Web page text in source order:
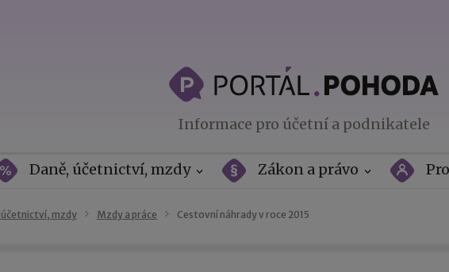
Informace pro účetní a podnikatele
Daně, účetnictví, mzdy Zákon a právo
účetnictví, mzdy Mzdy a práce Cestovní náhrady v roce 2015